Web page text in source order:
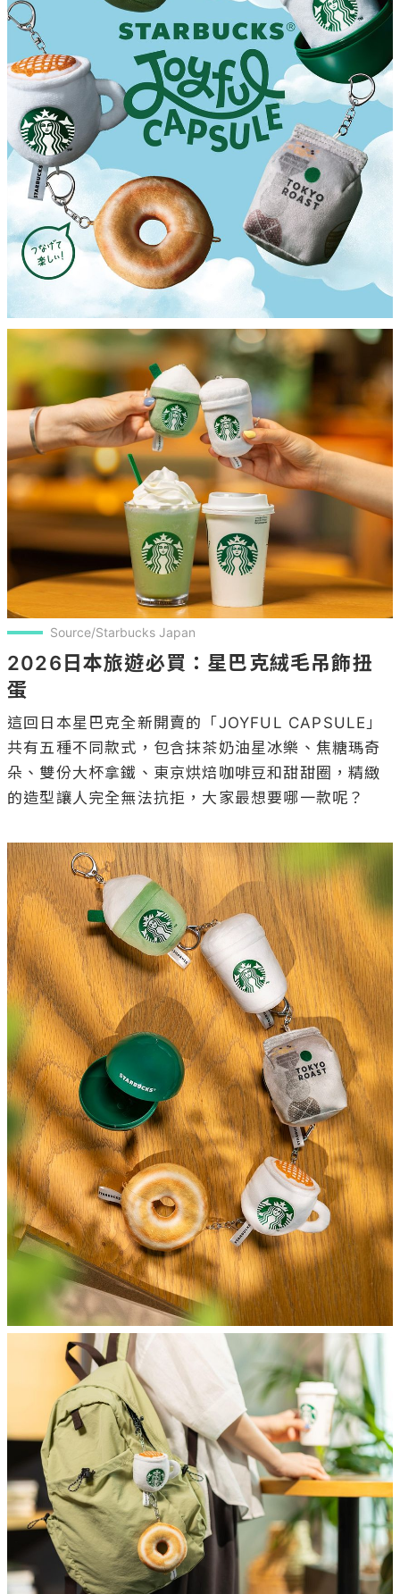
Source/Starbucks Japan
2026日本旅遊必買：星巴克絨毛吊飾扭
蛋
這回日本星巴克全新開賣的「JOYFUL CAPSULE」
共有五種不同款式，包含抹茶奶油星冰樂、焦糖瑪奇
朵、雙份大杯拿鐵、東京烘焙咖啡豆和甜甜圈，精緻
的造型讓人完全無法抗拒，大家最想要哪一款呢？